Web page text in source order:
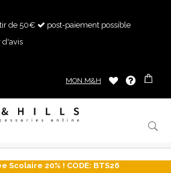
de 50€
post-paiement possible
d'avis
MON M&H
Scolaire 20% ! CODE: BTS26